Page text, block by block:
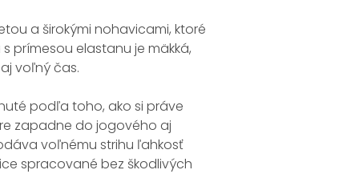
a širokými nohavicami, ktoré
prímesou elastanu je mäkká,
voľný čas.
podľa toho, ako si práve
zapadne do jogového aj
voľnému strihu ľahkosť
spracované bez škodlivých